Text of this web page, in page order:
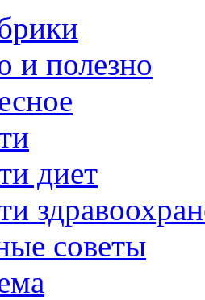
и полезно
диет
советы